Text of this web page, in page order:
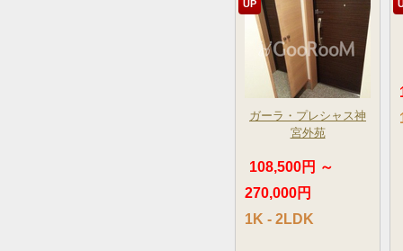
UP
ガーラ・プレシャス神
宮外苑
108,500円 ～
270,000円
1K - 2LDK